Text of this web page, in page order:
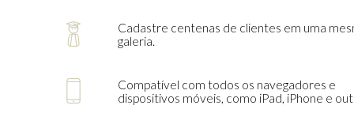
Cadastre centenas de clientes em uma
galeria.
Compatível com todos os navegadores e
dispositivos móveis, como iPad, iPhone e